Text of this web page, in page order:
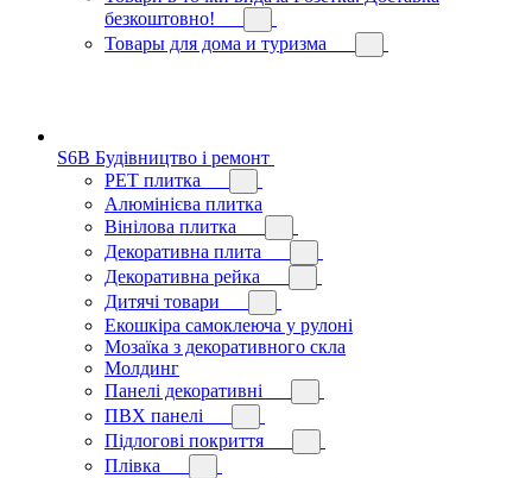
безкоштовно!
Товары для дома и туризма
S6B Будівництво і ремонт
PЕT плитка
Алюмінієва плитка
Вінілова плитка
Декоративна плита
Декоративна рейка
Дитячі товари
Екошкіра самоклеюча у рулоні
Мозаїка з декоративного скла
Молдинг
Панелі декоративні
ПВХ панелі
Підлогові покриття
Плівка